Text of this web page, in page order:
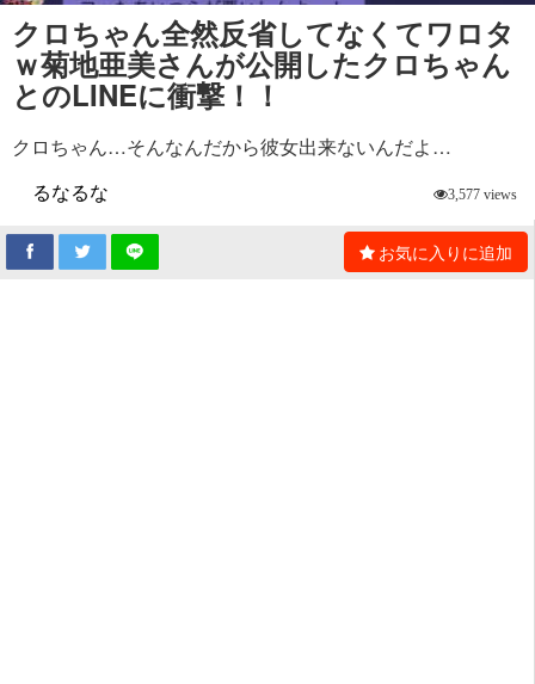
クロちゃん全然反省してなくてワロタ
ｗ菊地亜美さんが公開したクロちゃん
とのLINEに衝撃！！
クロちゃん…そんなんだから彼女出来ないんだよ…
るなるな
3,577 views
お気に入りに追加